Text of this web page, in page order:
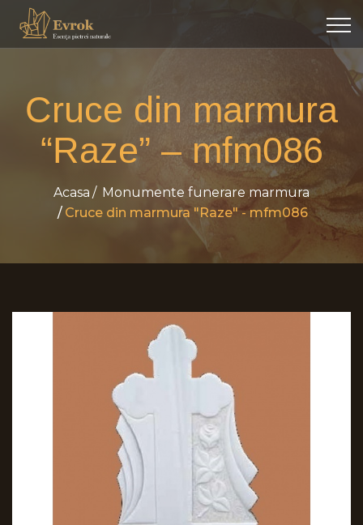
Cruce din marmura
“Raze” – mfm086
Acasa
Monumente funerare marmura
Cruce din marmura "Raze" - mfm086